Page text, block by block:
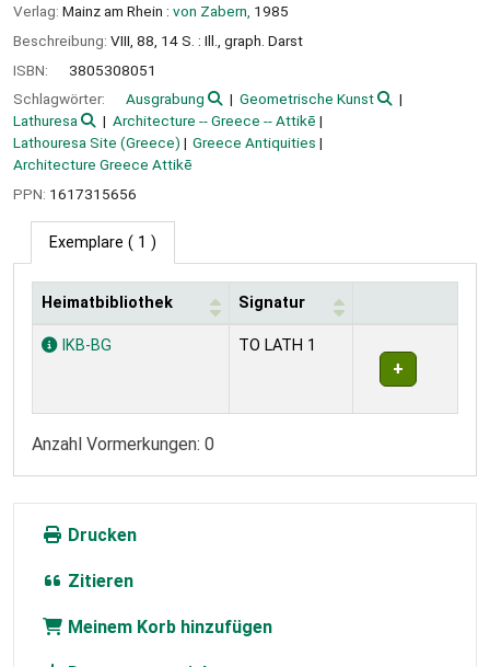
Verlag: Mainz am Rhein : von Zabern, 1985
Beschreibung: VIII, 88, 14 S. : Ill., graph. Darst
ISBN:
3805308051
Schlagwörter:
Ausgrabung
Geometrische Kunst
Lathuresa
Architecture -- Greece -- Attikē
Lathouresa Site (Greece)
Greece Antiquities
Architecture Greece Attikē
PPN: 1617315656
Exemplare ( 1 )
Exemplare
Heimatbibliothek Signatur
IKB-BG TO LATH 1
Anzahl Vormerkungen: 0
Drucken
Zitieren
Meinem Korb hinzufügen